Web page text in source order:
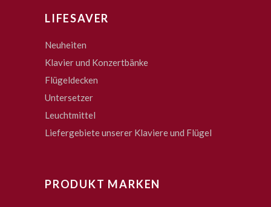
LIFESAVER
Neuheiten
Klavier und Konzertbänke
Flügeldecken
Untersetzer
Leuchtmittel
Liefergebiete unserer Klaviere und Flügel
PRODUKT MARKEN